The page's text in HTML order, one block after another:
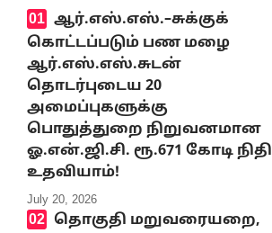
ஆர்.எஸ்.எஸ்.–சுக்குக்
கொட்டப்படும் பண மழை
ஆர்.எஸ்.எஸ்.சுடன்
தொடர்புடைய 20
அமைப்புகளுக்கு
பொதுத்துறை நிறுவனமான
ஓ.என்.ஜி.சி. ரூ.671 கோடி நிதி
உதவியாம்!
July 20, 2026
தொகுதி மறுவரையறை,